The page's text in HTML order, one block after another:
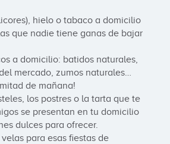
hielo o tabaco a domicilio
que nadie tiene ganas de bajar
a domicilio: batidos naturales,
mercado, zumos naturales…
de mañana!
los postres o la tarta que te
se presentan en tu domicilio
dulces para ofrecer.
para esas fiestas de